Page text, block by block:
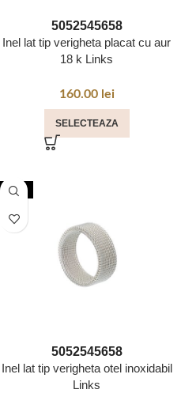
5052545658
Inel lat tip verigheta placat cu aur
18 k Links
160.00 lei
SELECTEAZA
NOU
5052545658
Inel lat tip verigheta otel inoxidabil
Links